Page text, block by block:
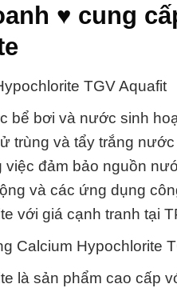
♥ cung
TGV Aquafit
bể bơi và nước sinh
trùng và tẩy trắng
việc đảm bảo nguồn
và các ứng dụng
với giá cạnh tranh tại
Calcium Hypochlorite
là sản phẩm cao cấp